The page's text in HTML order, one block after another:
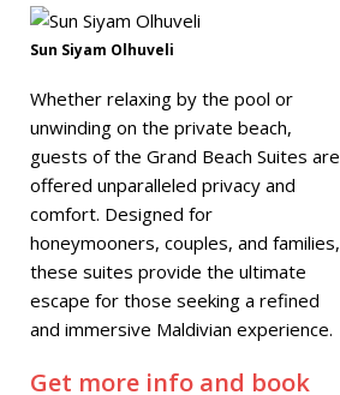
]
n
Sun Siyam Olhuveli
Whether relaxing by the pool or
unwinding on the private beach,
guests of the Grand Beach Suites are
offered unparalleled privacy and
comfort. Designed for
honeymooners, couples, and families,
these suites provide the ultimate
escape for those seeking a refined
and immersive Maldivian experience.
Get more info and book